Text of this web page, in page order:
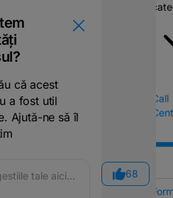
Call
că acest
a fost util
Ajută-ne să îl
68